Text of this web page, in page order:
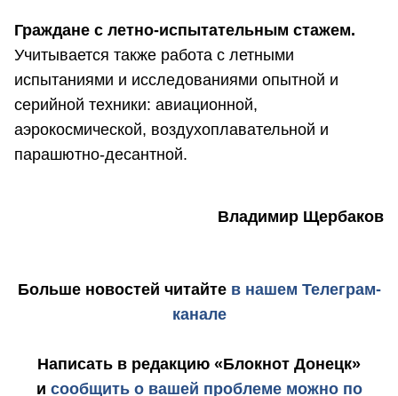
Граждане с летно-испытательным стажем.
Учитывается также работа с летными
испытаниями и исследованиями опытной и
серийной техники: авиационной,
аэрокосмической, воздухоплавательной и
парашютно-десантной.
Владимир Щербаков
Больше новостей читайте в нашем Телеграм-
канале
Написать в редакцию «Блокнот Донецк»
и сообщить о вашей проблеме можно по